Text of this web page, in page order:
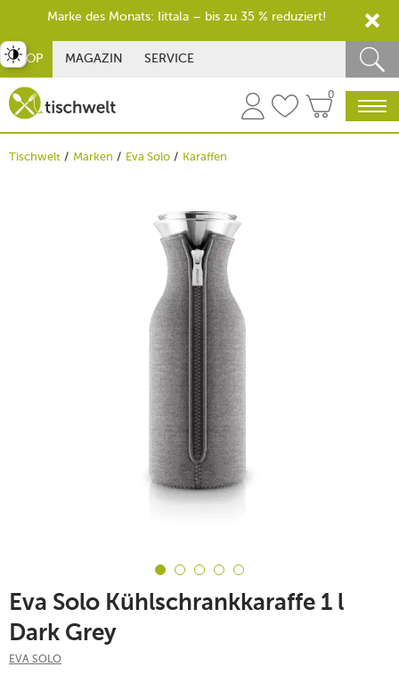
SHOP MAGAZIN SERVICE
0
Tischwelt Marken Eva Solo Karaffen
Eva Solo Kühlschrankkaraffe 1 l
Dark Grey
EVA SOLO
umschalten
Marke des Monats: Iittala – bis zu 35 % reduziert!